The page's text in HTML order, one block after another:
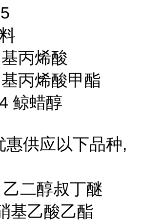
丙烯酸
丙烯酸甲酯
鲸蜡醇
惠供应以下品种,
二醇叔丁醚
基乙酸乙酯